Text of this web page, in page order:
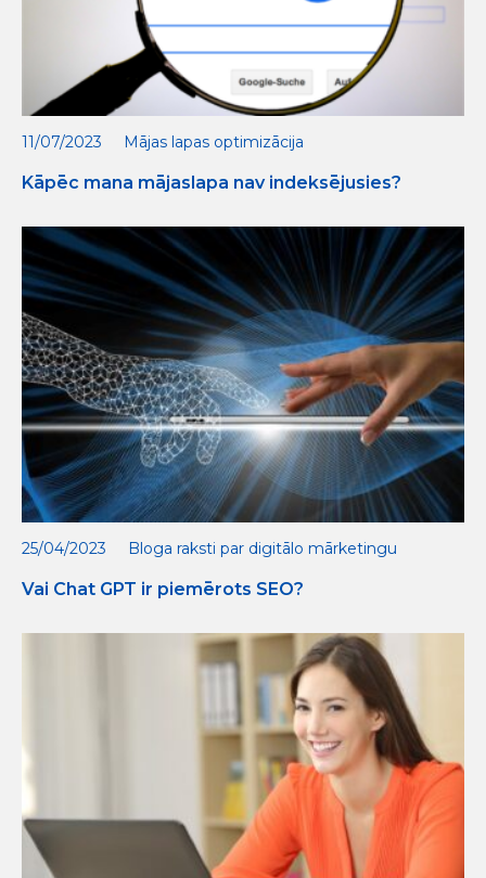
11/07/2023 Mājas lapas optimizācija
Kāpēc mana mājaslapa nav indeksējusies?
25/04/2023 Bloga raksti par digitālo mārketingu
Vai Chat GPT ir piemērots SEO?